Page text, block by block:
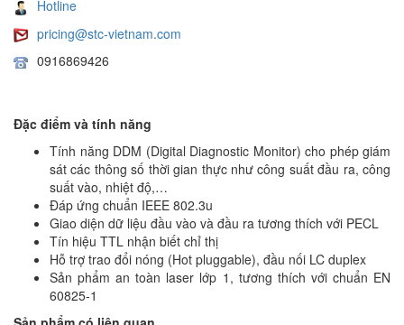
Hotline
pricing@stc-vietnam.com
0916869426
Đặc điểm và tính năng
Tính năng DDM (Digital Diagnostic Monitor) cho phép giám
sát các thông số thời gian thực như công suất đầu ra, công
suất vào, nhiệt độ,…
Đáp ứng chuẩn IEEE 802.3u
Giao diện dữ liệu đầu vào và đầu ra tương thích với PECL
Tín hiệu TTL nhận biết chỉ thị
Hỗ trợ trao đổi nóng (Hot pluggable), đầu nối LC duplex
Sản phẩm an toàn laser lớp 1, tương thích với chuẩn EN
60825-1